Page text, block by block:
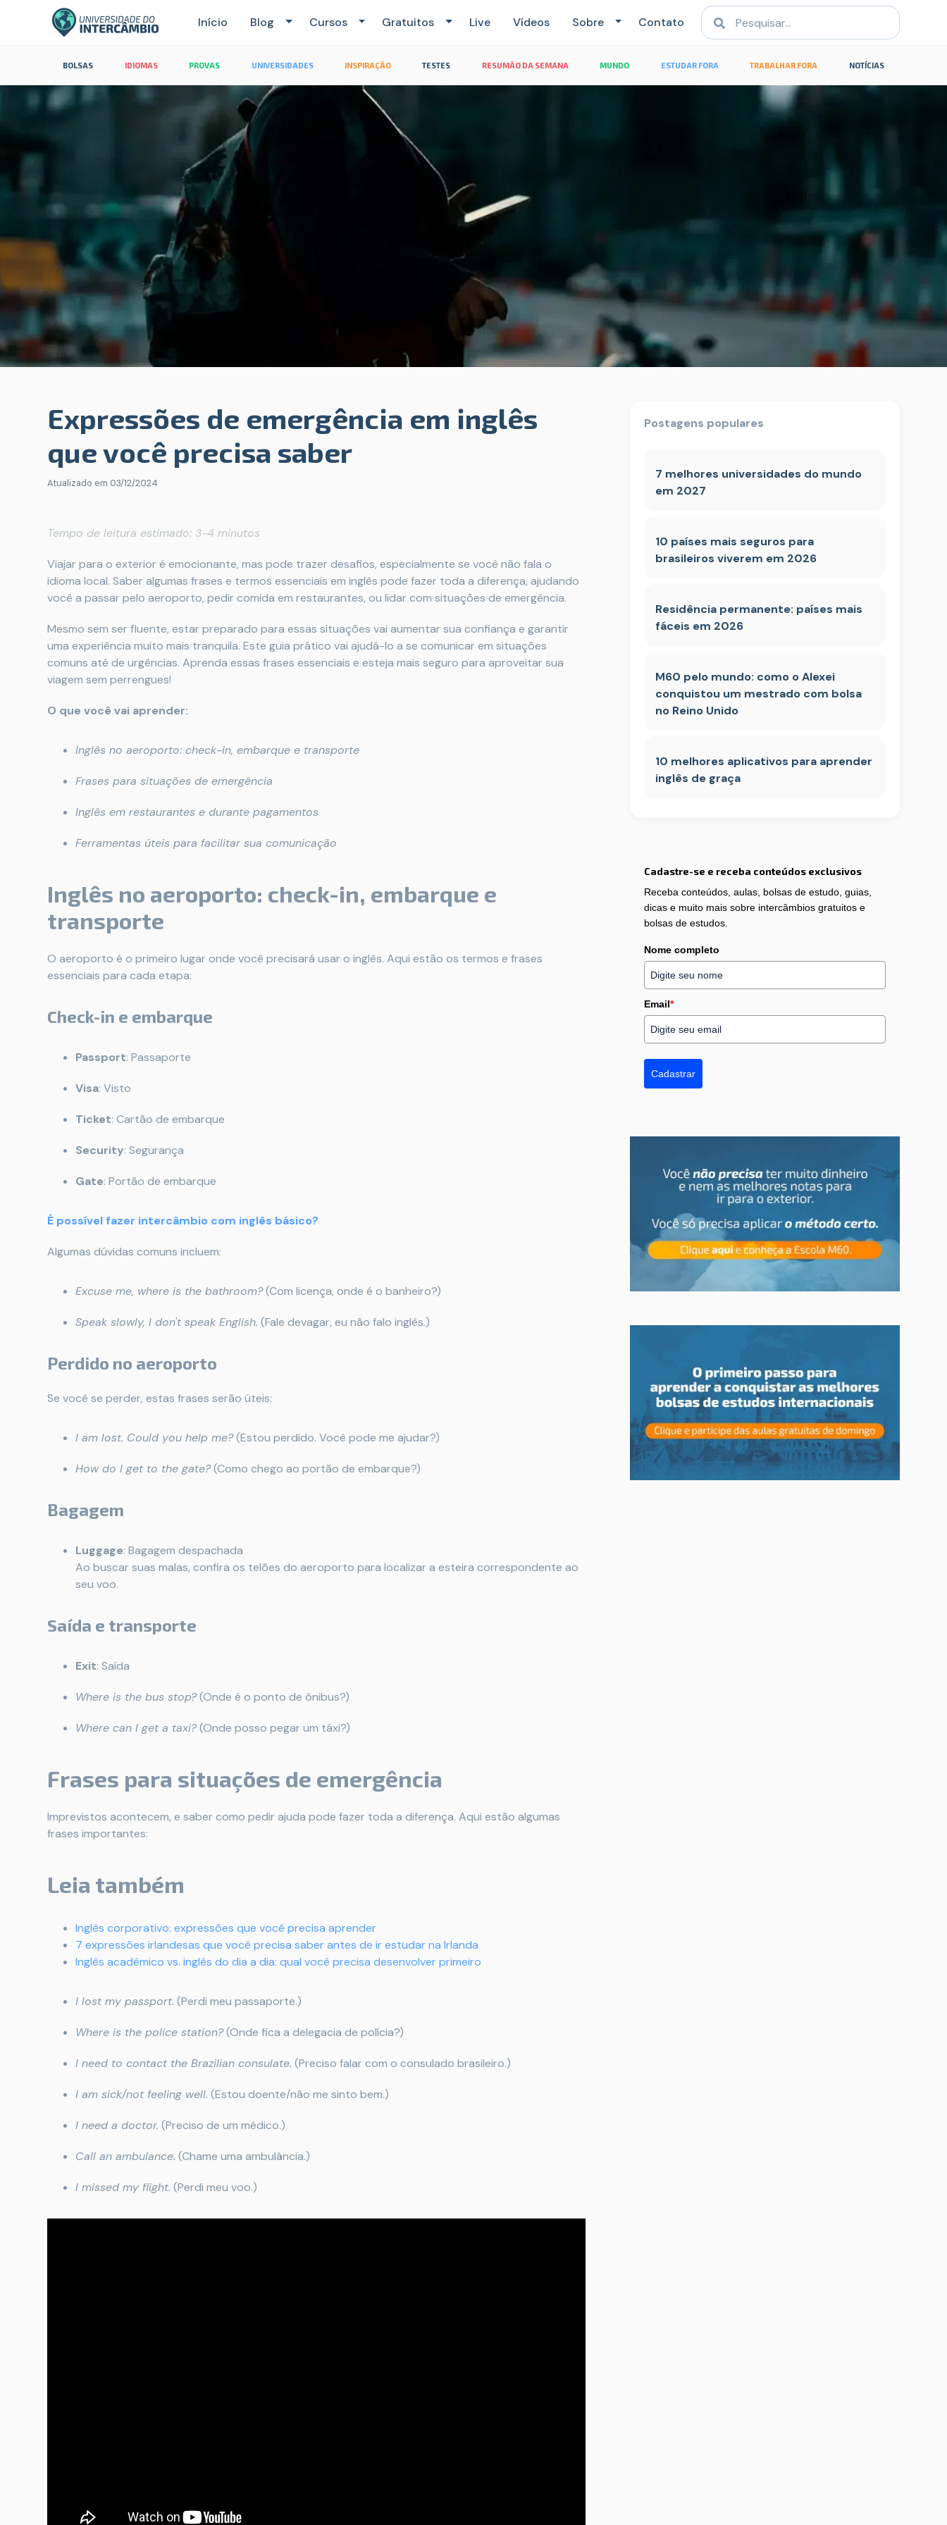
Início Blog Cursos Gratuitos Live Vídeos Sobre Contato
BOLSAS IDIOMAS PROVAS UNIVERSIDADES INSPIRAÇÃO TESTES RESUMÃO DA SEMANA MUNDO ESTUDAR FORA TRABALHAR FORA NOTÍCIAS
Expressões de emergência em inglês
que você precisa saber
Atualizado em 03/12/2024
Tempo de leitura estimado: 3-4 minutos
Viajar para o exterior é emocionante, mas pode trazer desafios, especialmente se você não fala o
idioma local. Saber algumas frases e termos essenciais em inglês pode fazer toda a diferença, ajudando
você a passar pelo aeroporto, pedir comida em restaurantes, ou lidar com situações de emergência.
Mesmo sem ser fluente, estar preparado para essas situações vai aumentar sua confiança e garantir
uma experiência muito mais tranquila. Este guia prático vai ajudá-lo a se comunicar em situações
comuns até de urgências. Aprenda essas frases essenciais e esteja mais seguro para aproveitar sua
viagem sem perrengues!
O que você vai aprender:
Inglês no aeroporto: check-in, embarque e transporte
Frases para situações de emergência
Inglês em restaurantes e durante pagamentos
Ferramentas úteis para facilitar sua comunicação
Inglês no aeroporto: check-in, embarque e
transporte
O aeroporto é o primeiro lugar onde você precisará usar o inglês. Aqui estão os termos e frases
essenciais para cada etapa:
Check-in e embarque
Passport: Passaporte
Visa: Visto
Ticket: Cartão de embarque
Security: Segurança
Gate: Portão de embarque
É possível fazer intercâmbio com inglês básico?
Algumas dúvidas comuns incluem:
Excuse me, where is the bathroom?(Com licença, onde é o banheiro?)
Speak slowly, I don't speak English. (Fale devagar, eu não falo inglês.)
Perdido no aeroporto
Se você se perder, estas frases serão úteis:
I am lost. Could you help me?(Estou perdido. Você pode me ajudar?)
How do I get to the gate?(Como chego ao portão de embarque?)
Bagagem
Luggage: Bagagem despachada
Ao buscar suas malas, confira os telões do aeroporto para localizar a esteira correspondente ao
seu voo.
Saída e transporte
Exit: Saída
Where is the bus stop?(Onde é o ponto de ônibus?)
Where can I get a taxi?(Onde posso pegar um táxi?)
Frases para situações de emergência
Imprevistos acontecem, e saber como pedir ajuda pode fazer toda a diferença. Aqui estão algumas
frases importantes:
Leia também
Inglês corporativo: expressões que você precisa aprender
7 expressões irlandesas que você precisa saber antes de ir estudar na Irlanda
Inglês acadêmico vs. inglês do dia a dia: qual você precisa desenvolver primeiro
I lost my passport. (Perdi meu passaporte.)
Where is the police station?(Onde fica a delegacia de polícia?)
I need to contact the Brazilian consulate. (Preciso falar com o consulado brasileiro.)
I am sick/not feeling well. (Estou doente/não me sinto bem.)
I need a doctor. (Preciso de um médico.)
Call an ambulance. (Chame uma ambulância.)
I missed my flight. (Perdi meu voo.)
Postagens populares
7 melhores universidades do mundo
em 2027
10 países mais seguros para
brasileiros viverem em 2026
Residência permanente: países mais
fáceis em 2026
M60 pelo mundo: como o Alexei
conquistou um mestrado com bolsa
no Reino Unido
10 melhores aplicativos para aprender
inglês de graça
Cadastre-se e receba conteúdos exclusivos
Receba conteúdos, aulas, bolsas de estudo, guias,
dicas e muito mais sobre intercâmbios gratuitos e
bolsas de estudos.
Nome completo
Email*
Cadastrar